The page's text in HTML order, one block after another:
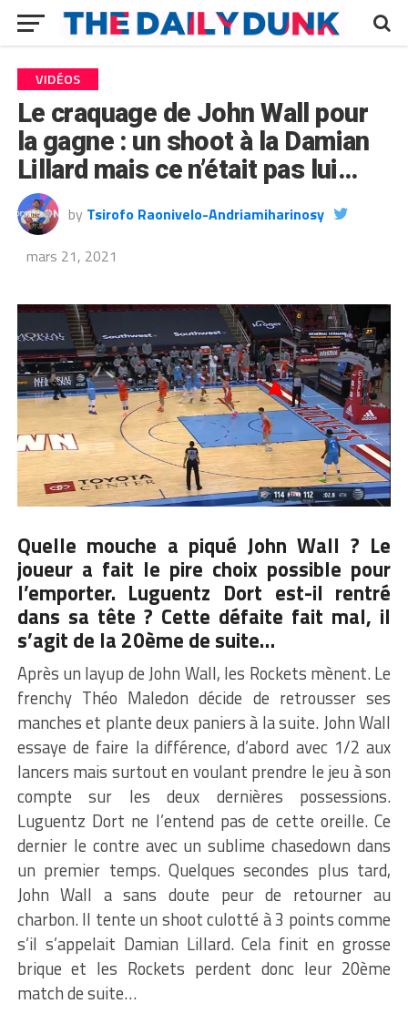
VIDÉOS
Le craquage de John Wall pour
la gagne : un shoot à la Damian
Lillard mais ce n’était pas lui…
by Tsirofo Raonivelo-Andriamiharinosy
mars 21, 2021
Quelle mouche a piqué John Wall ? Le
joueur a fait le pire choix possible pour
l’emporter. Luguentz Dort est-il rentré
dans sa tête ? Cette défaite fait mal, il
s’agit de la 20ème de suite…
Après un layup de John Wall, les Rockets mènent. Le
frenchy Théo Maledon décide de retrousser ses
manches et plante deux paniers à la suite. John Wall
essaye de faire la différence, d’abord avec 1/2 aux
lancers mais surtout en voulant prendre le jeu à son
compte sur les deux dernières possessions.
Luguentz Dort ne l’entend pas de cette oreille. Ce
dernier le contre avec un sublime chasedown dans
un premier temps. Quelques secondes plus tard,
John Wall a sans doute peur de retourner au
charbon. Il tente un shoot culotté à 3 points comme
s’il s’appelait Damian Lillard. Cela finit en grosse
brique et les Rockets perdent donc leur 20ème
match de suite…